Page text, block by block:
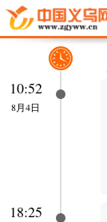
10:52
8月4日
18:25